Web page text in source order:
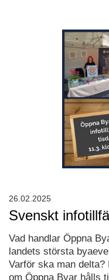
Svenskt
Vad handlar Öppna
landets största
Varför ska man
om Öppna Byar hålls
26.02.2025